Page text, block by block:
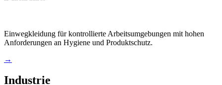
Einwegkleidung für kontrollierte Arbeitsumgebungen mit hohen
Anforderungen an Hygiene und Produktschutz.
→
Industrie